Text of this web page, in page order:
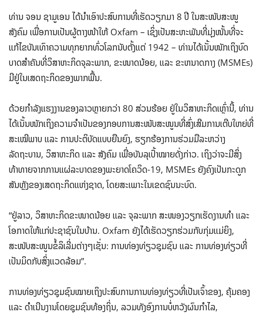
ທ່ານ ຈອນ ຊາມູເອນ ໄດ້ນໍາເອົາປະສົບການທີ່ເຮັດວຽກມາ 8 ປີ ໃນສະໜັບສະໜູ
ສັງຄົມ ເພື່ອການເປັນຜູ້ຕາງໜ້າໃຫ້ Oxfam – ເຊິ່ງເປັນສະຫະພັນທີ່ມຸ່ງໜັ້ນທີ່ຈະ
ແກ້ໄຂບັນເທົາຄວາມທຸກຍາກທົ່ວໂລກນັບຕັ້ງແຕ່ 1942 – ທ່ານໄດ້ເນັ້ນໜັກເຖິງບົດ
ບາດສໍາຄັນທີ່ວິສາຫະກິດຈຸລະພາກ, ຂະໜາດນ້ອຍ, ແລະ ຂະຫນາດກາງ (MSMEs)
ມີຢູ່ໃນເສດຖະກິດຂອງພາກພື້ນ.
ດ້ວຍກຳລັງແຮງງານຂອງລາວຫຼາຍກວ່າ 80 ສ່ວນຮ້ອຍ ຢູ່ໃນວິສາຫະກິດເຫຼົ່ານີ້, ທ່ານ
ໄດ້ເນັ້ນໜັກເຖິງຄວາມຈຳເປັນຂອງກອບການສະໜັບສະໜູນທີ່ສົ່ງເສີມການເຕີບໃຫຍ່ທີ່
ສະເໝີພາບ ແລະ ການປະຕິບັດແບບຍືນຍົງ, ຮຽກຮ້ອງການຮ່ວມມືລະຫວ່າງ
ລັດຖະບານ, ວິສາຫະກິດ ແລະ ສັງຄົມ ເພື່ອບັນລຸເປົ້າໝາຍດັ່ງກ່າວ. ເຖິງວ່າຈະມີສິ່ງ
ທ້າທາຍຈາກການແຜ່ລະບາດຂອງພະຍາດໂຄວິດ-19, MSMEs ຍັງຄົງເປັນກະດູກ
ສັນຫຼັງຂອງເສດຖະກິດແຫ່ງຊາດ, ໂດຍສະເພາະໃນເຂດຊົນນະບົດ.
“ຢູ່ລາວ, ວິສາຫະກິດຂະໜາດນ້ອຍ ແລະ ຈຸລະພາກ ສະໜອງວຽກເຮັດງານທຳ ແລະ
ໂອກາດໃຫ້ແກ່ປະຊາຊົນໃນບ້ານ. Oxfam ຍັງໄດ້ເຮັດວຽກຮ່ວມກັບກຸ່ມແມ່ຍິງ,
ສະໜັບສະໜູນຂໍ້ລິເລີ່ມຕ່າງໆເຊັ່ນ: ການທ່ອງທ່ຽວຊຸມຊົນ ແລະ ການທ່ອງທ່ຽວທີ່
ເປັນມິດກັບສິ່ງແວດລ້ອມ”.
ການທ່ອງທ່ຽວຊຸມຊົນໝາຍເຖິງປະສົບການການທ່ອງທ່ຽວທີ່ເປັນເຈົ້າຂອງ, ຄຸ້ມຄອງ
ແລະ ດຳເນີນງານໂດຍຊຸມຊົນທ້ອງຖິ່ນ, ລວມທັງອົງການບໍ່ຫວັງຜົນກຳໄລ,